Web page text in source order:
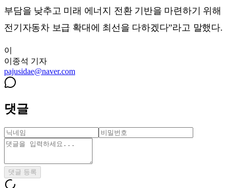
부담을 낮추고 미래 에너지 전환 기반을 마련하기 위해
전기자동차 보급 확대에 최선을 다하겠다”라고 말했다.
이
이종석 기자
pajusidae@naver.com
댓글
댓글 등록